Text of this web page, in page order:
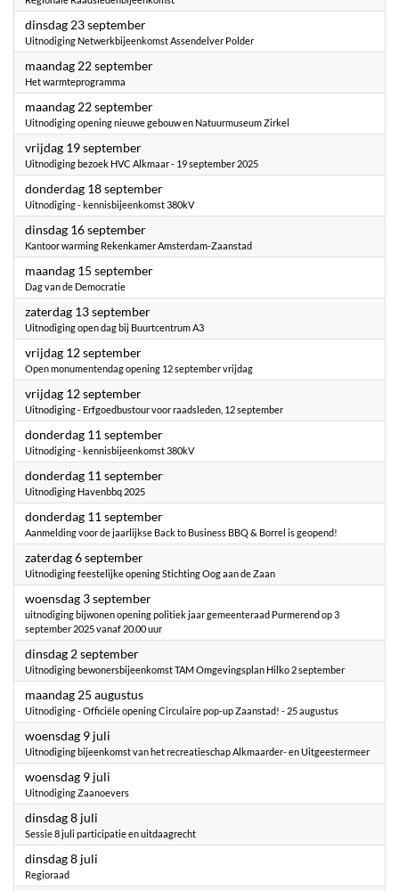
dinsdag 23 september2025
Uitnodiging Netwerkbijeenkomst Assendelver Polder
maandag 22 september2025
Het warmteprogramma
maandag 22 september2025
Uitnodiging opening nieuwe gebouw en Natuurmuseum Zirkel
vrijdag 19 september2025
Uitnodiging bezoek HVC Alkmaar - 19 september 2025
donderdag 18 september2025
Uitnodiging - kennisbijeenkomst 380kV
dinsdag 16 september2025
Kantoor warming Rekenkamer Amsterdam-Zaanstad
maandag 15 september2025
Dag van de Democratie
zaterdag 13 september2025
Uitnodiging open dag bij Buurtcentrum A3
vrijdag 12 september2025
Open monumentendag opening 12 september vrijdag
vrijdag 12 september2025
Uitnodiging - Erfgoedbustour voor raadsleden, 12 september
donderdag 11 september2025
Uitnodiging - kennisbijeenkomst 380kV
donderdag 11 september2025
Uitnodiging Havenbbq 2025
donderdag 11 september2025
Aanmelding voor de jaarlijkse Back to Business BBQ & Borrel is geopend!
zaterdag 6 september2025
Uitnodiging feestelijke opening Stichting Oog aan de Zaan
woensdag 3 september2025
uitnodiging bijwonen opening politiek jaar gemeenteraad Purmerend op 3
september 2025 vanaf 20.00 uur
dinsdag 2 september2025
Uitnodiging bewonersbijeenkomst TAM Omgevingsplan Hilko 2 september
maandag 25 augustus2025
Uitnodiging - Officiële opening Circulaire pop-up Zaanstad! - 25 augustus
woensdag 9 juli
Uitnodiging bijeenkomst van het recreatieschap Alkmaarder- en Uitgeestermeer
woensdag 9 juli
Uitnodiging Zaanoevers
dinsdag 8 juli
Sessie 8 juli participatie en uitdaagrecht
dinsdag 8 juli
Regioraad